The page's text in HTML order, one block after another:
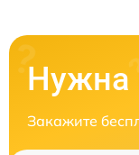
Нужна
Закажите